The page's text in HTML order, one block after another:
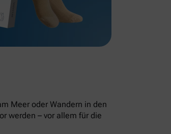
Meer oder Wandern in den
werden – vor allem für die